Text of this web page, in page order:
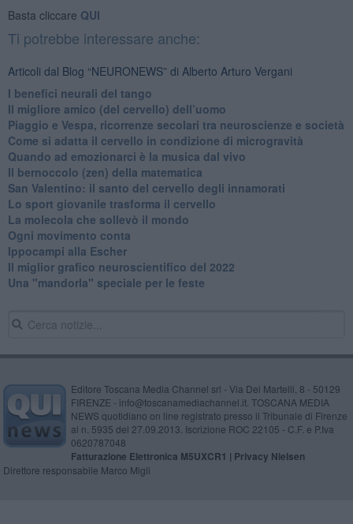
Basta cliccare QUI
Ti potrebbe interessare anche:
Articoli dal Blog “NEURONEWS” di Alberto Arturo Vergani
​I benefici neurali del tango
​Il migliore amico (del cervello) dell’uomo
Piaggio e Vespa, ricorrenze secolari tra neuroscienze e società
​Come si adatta il cervello in condizione di microgravità
​Quando ad emozionarci è la musica dal vivo
Il bernoccolo (zen) della matematica
San Valentino: il santo del cervello degli innamorati
​Lo sport giovanile trasforma il cervello
​La molecola che sollevò il mondo
Ogni movimento conta
Ippocampi alla Escher
Il miglior grafico neuroscientifico del 2022
​Una "mandorla" speciale per le feste
Editore Toscana Media Channel srl - Via Dei Martelli, 8 - 50129
FIRENZE - info@toscanamediachannel.it. TOSCANA MEDIA
NEWS quotidiano on line registrato presso il Tribunale di Firenze
al n. 5935 del 27.09.2013. Iscrizione ROC 22105 - C.F. e P.Iva
0620787048
Fatturazione Elettronica M5UXCR1 | Privacy Nielsen
Direttore responsabile Marco Migli